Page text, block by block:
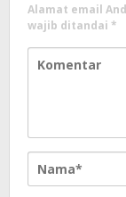
Alamat email
wajib ditandai *